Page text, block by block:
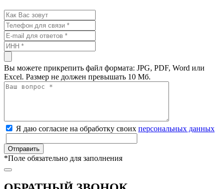
Вы можете прикрепить файл формата: JPG, PDF, Word или
Excel. Размер не должен превышать 10 Мб.
Я даю согласие на обработку своих персональных данных
*Поле обязательно для заполнения